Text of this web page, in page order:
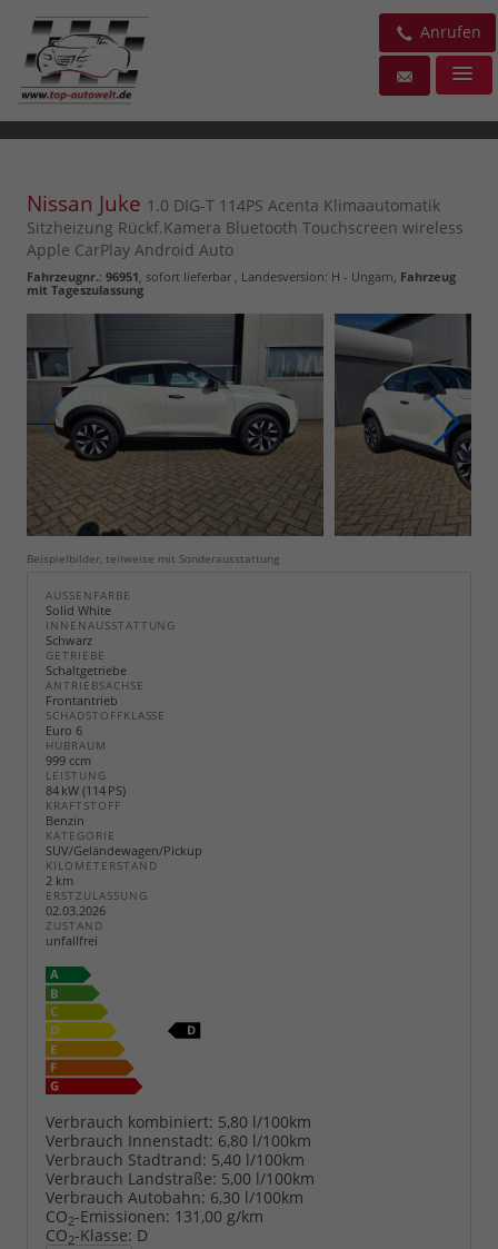
Anrufen
Nissan Juke 1.0 DIG-T 114PS Acenta Klimaautomatik
Sitzheizung Rückf.Kamera Bluetooth Touchscreen wireless
Apple CarPlay Android Auto
Fahrzeugnr.: 96951 sofort lieferbar , Landesversion: H - Ungarn, Fahrzeug
mit Tageszulassung
Beispielbilder, teilweise mit Sonderausstattung
AUSSENFARBE
Solid White
INNENAUSSTATTUNG
Schwarz
GETRIEBE
Schaltgetriebe
ANTRIEBSACHSE
Frontantrieb
SCHADSTOFFKLASSE
Euro 6
HUBRAUM
999 ccm
LEISTUNG
84 kW (114 PS)
KRAFTSTOFF
Benzin
KATEGORIE
SUV/Geländewagen/Pickup
KILOMETERSTAND
2 km
ERSTZULASSUNG
02.03.2026
ZUSTAND
unfallfrei
Verbrauch kombiniert: 5,80 l/100km
Verbrauch Innenstadt: 6,80 l/100km
Verbrauch Stadtrand: 5,40 l/100km
Verbrauch Landstraße: 5,00 l/100km
Verbrauch Autobahn: 6,30 l/100km
CO2-Emissionen: 131,00 g/km
CO2-Klasse: D